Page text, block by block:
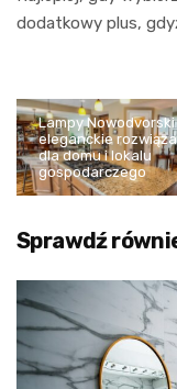
dodatkowy plus,
Lampy Nowodvorski
eleganckie
dla domu i lokalu
gospodarczego
Sprawdź